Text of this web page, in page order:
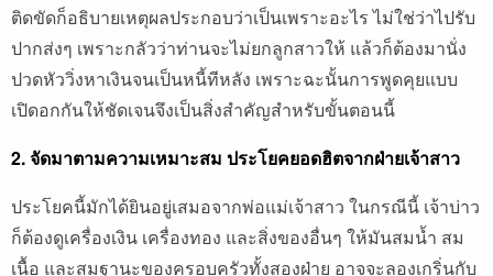
ติดขัดก็อธิบายเหตุผลประกอบว่าเป็นเพราะอะไร ไม่ใช่ว่าไปรับ
ปากส่งๆ เพราะกลัวว่าท่านจะไม่ยกลูกสาวให้ แล้วก็ต้องมานั่ง
ปวดหัววิ่งหาเงินจนเป็นหนี้ทีหลัง เพราะฉะนั้นการพูดคุยแบบ
เปิดอกกันให้ชัดเจนจึงเป็นสิ่งสำคัญสำหรับขั้นตอนนี้
2. จัดมาตามความเหมาะสม ประโยคยอดฮิตจากฝ่ายเจ้าสาว
ประโยคนี้มักได้ยินอยู่เสมอจากพ่อแม่เจ้าสาว ในกรณีนี้ เจ้าบ่าว
ก็ต้องดูเครื่องเงิน เครื่องทอง และสิ่งของอื่นๆ ให้มันสมน้ำ สม
เนื้อ และสมฐานะของครอบครัวทั้งสองฝ่าย อาจจะลองเกริ่นกับ